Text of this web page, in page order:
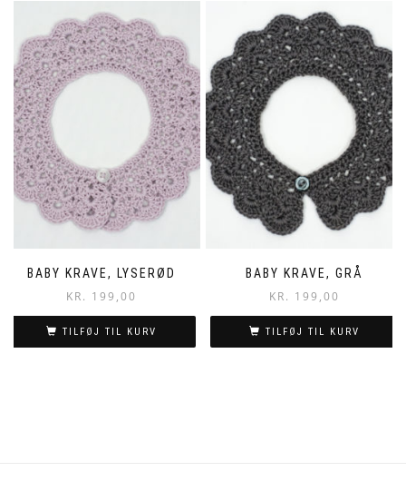
BABY KRAVE, LYSERØD
KR. 199,00
TILFØJ TIL KURV
BABY KRAVE, GRÅ
KR. 199,00
TILFØJ TIL KURV